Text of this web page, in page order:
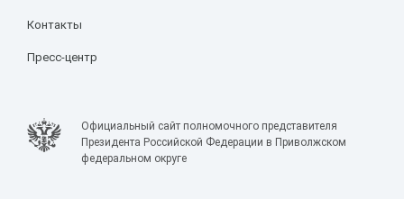
Контакты
Пресс-центр
Официальный сайт полномочного представителя
Президента Российской Федерации в Приволжском
федеральном округе